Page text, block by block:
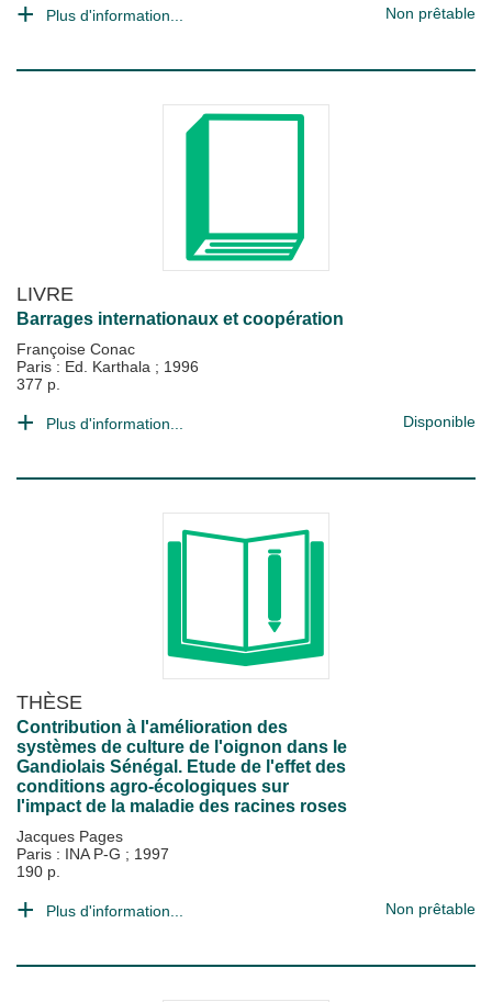
Plus d'information... Non prêtable
LIVRE
Barrages internationaux et coopération
Françoise Conac
Paris : Ed. Karthala ; 1996
377 p.
Plus d'information... Disponible
THÈSE
Contribution à l'amélioration des
systèmes de culture de l'oignon dans le
Gandiolais Sénégal. Etude de l'effet des
conditions agro-écologiques sur
l'impact de la maladie des racines roses
Jacques Pages
Paris : INA P-G ; 1997
190 p.
Plus d'information... Non prêtable